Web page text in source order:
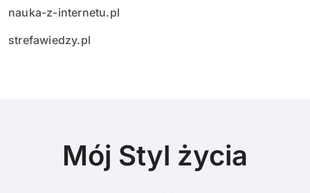
nauka-z-internetu.pl
strefawiedzy.pl
Mój Styl życia